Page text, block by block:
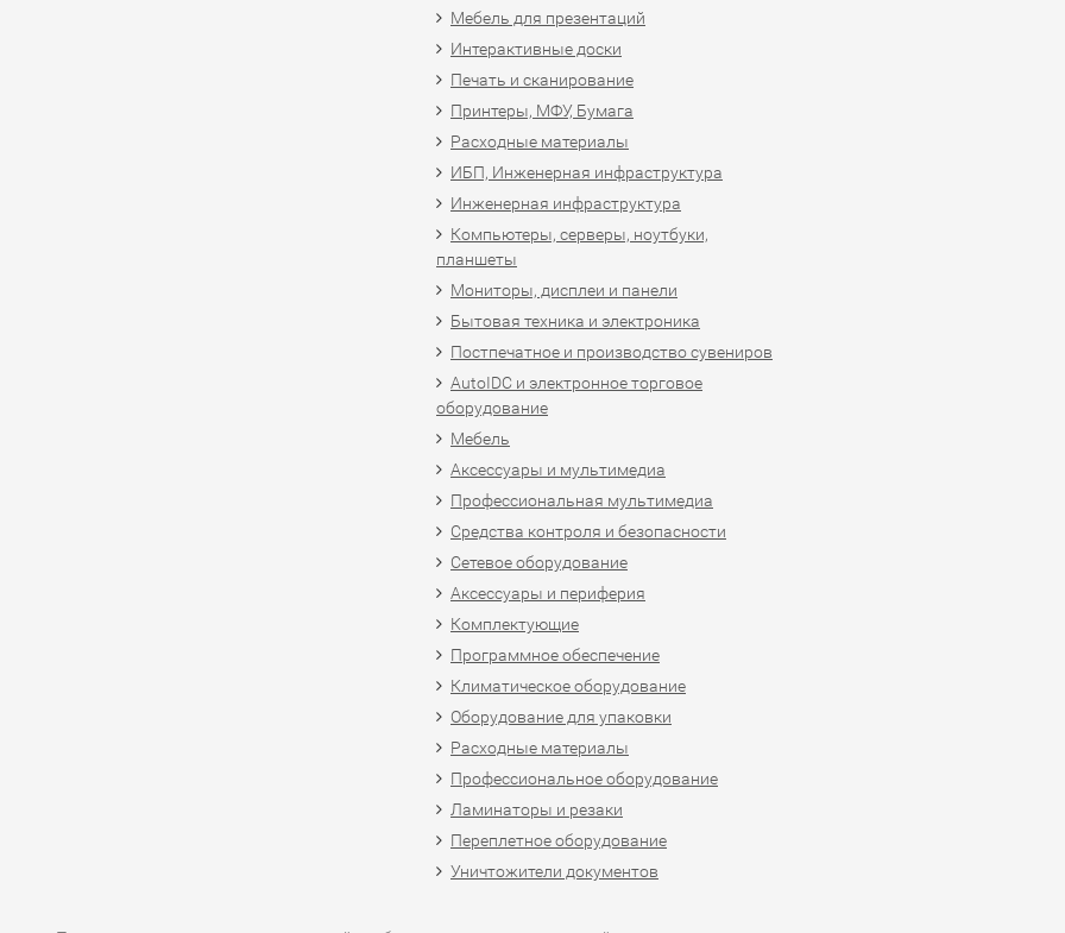
Мебель для презентаций
Интерактивные доски
Печать и сканирование
Принтеры, МФУ, Бумага
Расходные материалы
ИБП, Инженерная инфраструктура
Инженерная инфраструктура
Компьютеры, серверы, ноутбуки,
планшеты
Мониторы, дисплеи и панели
Бытовая техника и электроника
Постпечатное и производство сувениров
AutoIDC и электронное торговое
оборудование
Мебель
Аксессуары и мультимедиа
Профессиональная мультимедиа
Средства контроля и безопасности
Сетевое оборудование
Аксессуары и периферия
Комплектующие
Программное обеспечение
Климатическое оборудование
Оборудование для упаковки
Расходные материалы
Профессиональное оборудование
Ламинаторы и резаки
Переплетное оборудование
Уничтожители документов